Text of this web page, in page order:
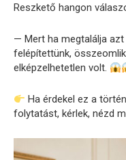
Reszkető hangon
— Mert ha megtalálja
felépítettünk,
elképzelhetetlen volt.
Ha érdekel ez a
folytatást, kérlek, nézd